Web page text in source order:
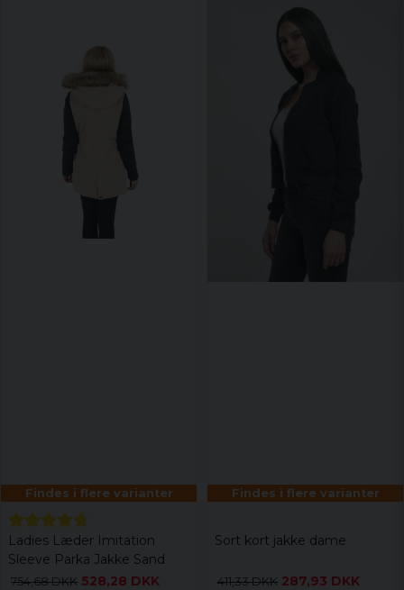
Findes i flere varianter
Ladies Læder Imitation
Sleeve Parka Jakke Sand
754,68 DKK 528,28 DKK
Findes i flere varianter
Sort kort jakke dame
411,33 DKK 287,93 DKK